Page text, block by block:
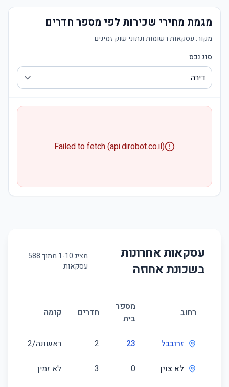
מגמת מחירי שכירות לפי מספר חדרים
מקור: עסקאות רשומות ונתוני שוק זמינים
סוג נכס
Failed to fetch (api.dirobot.co.il)
עסקאות אחרונות
בשכונתאחוזה
מציג 1-10 מתוך588
עסקאות
רחוב
מספר
בית
חדרים קומה
זרובבל 23
2 ראשונה/2
לא צוין 0
3 לא זמין